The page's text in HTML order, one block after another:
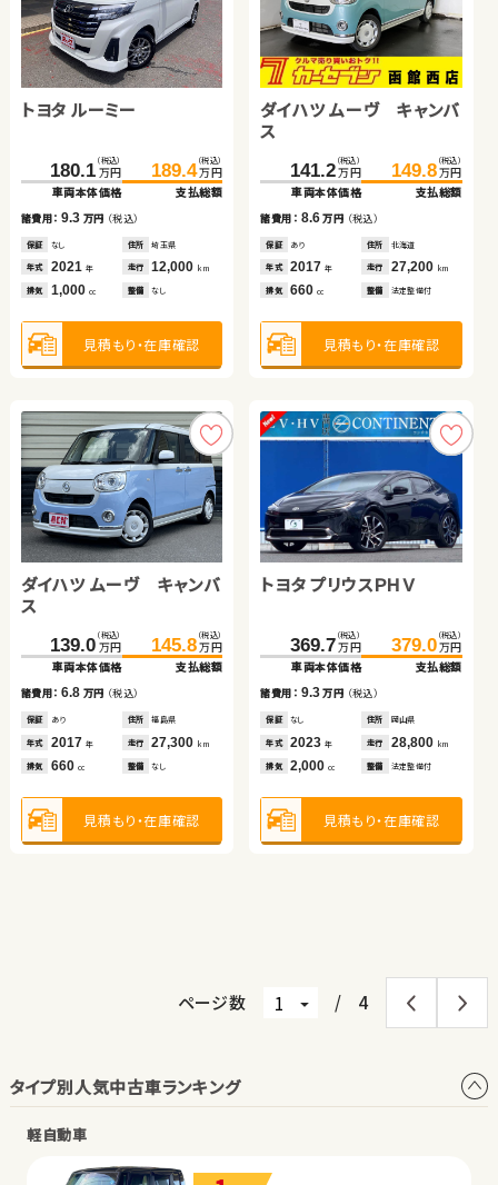
トヨタ ルーミー
180.1 （税込）
万円
車両本体価格
189.4（税込）
万円
支払総額
諸費用：9.3 万円 （税込）
保証 なし 住所 埼玉県
年式 2021 年 走行 12,000 km
排気 1,000 cc 整備 なし
見積もり・在庫確認
ダイハツ ムーヴ キャンバ
ス
141.2 （税込）
万円
車両本体価格
149.8 （税込）
万円
支払総額
諸費用： 8.6万円 （税込）
保証 あり 住所 北海道
年式 2017年 走行 27,200 km
排気 660cc 整備 法定整備付
見積もり・在庫確認
ダイハツ ムーヴ キャンバ
ス
139.0 （税込）
万円
車両本体価格
145.8 （税込）
万円
支払総額
諸費用：6.8 万円 （税込）
保証 あり 住所 福島県
年式 2017 年 走行 27,300 km
排気 660 cc 整備 なし
見積もり・在庫確認
トヨタ プリウスＰＨＶ
369.7 （税込）
万円
車両本体価格
379.0 （税込）
万円
支払総額
諸費用： 9.3万円 （税込）
保証 なし 住所 岡山県
年式 2023年 走行 28,800 km
排気 2,000cc 整備 法定整備付
見積もり・在庫確認
トヨタ ノア
262.3 （税込）
万円
車両本体価格
271.8（税込）
万円
支払総額
諸費用：9.5 万円 （税込）
保証 あり 住所 茨城県
年式 2020 年 走行 27,500 km
排気 2,000 cc 整備 なし
見積もり・在庫確認
ダイハツ タント
86.1 （税込）
万円
車両本体価格
92.6 （税込）
万円
支払総額
諸費用： 6.5万円 （税込）
保証 あり 住所 埼玉県
年式 2013年 走行 29,000 km
排気 660cc 整備 なし
見積もり・在庫確認
スバル フォレスター ハイ
ブリッド
263.8 （税込）
万円
車両本体価格
277.3 （税込）
万円
支払総額
諸費用：13.5万円（税込）
保証 あり 住所 埼玉県
年式 2019 年 走行 29,100 km
排気 2,000 整備 なし
見積もり・在庫確認
日産 セレナ
231.6 （税込）
万円
車両本体価格
244.7 （税込）
万円
支払総額
諸費用： 13.1万円（税込）
保証 あり 住所 福島県
年式 2019年 走行 48,300 km
排気 1,200cc 整備 なし
見積もり・在庫確認
ホンダ Ｎ ＢＯＸ
185.8
車両本体価格
196.9 万円
諸費用：11.1万円（税込）
保証 あり 住所 福島県
年式 2025年 走行 100km
見積もり・在庫確認
スズキ スイフト
34.8
車両本体価格
43.0 万円
支払総額
諸費用：8.2万円（税込）
保証 なし 住所 宮城県
年式 2011年 走行 106,900km
見積もり・在庫確認
日産 エクストレイル
370.1
車両本体価格
379.5 万円
諸費用：9.4万円（税込）
保証 あり 住所 埼玉県
年式 2024年 走行 15,800km
ホンダ フィット
149.9
車両本体価格
154.9 万円
支払総額
諸費用：5.0万円（税込）
保証 あり 住所 徳島県
年式 2020年 走行 51,600km
ページ数 / 4
タイプ別人気中古車ランキング
軽自動車